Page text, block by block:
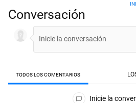
Conversación
TODOS LOS COMENTARIOS
Todos los comentarios
Inicie la